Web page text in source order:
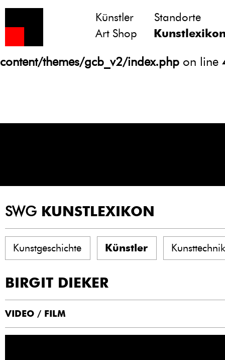
Notice
: Undefined variable: atts in
/homepages/21/d13550920/htdocs/
content/themes/gcb_v2/index.php on line
Künstler
Standorte
Art Shop
SWG KUNSTLEXIKON
Kunstgeschichte Künstler
BIRGIT DIEKER
VIDEO / FILM